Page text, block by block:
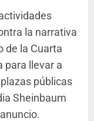
la narrativa
de la Cuarta
para llevar a
públicas
Sheinbaum